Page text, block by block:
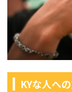
KYな人へ